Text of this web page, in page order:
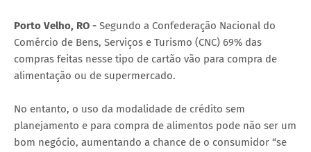
Porto Velho, RO - Segundo a Confederação Nacional do
Comércio de Bens, Serviços e Turismo (CNC) 69% das
compras feitas nesse tipo de cartão vão para compra de
alimentação ou de supermercado.
No entanto, o uso da modalidade de crédito sem
planejamento e para compra de alimentos pode não ser um
bom negócio, aumentando a chance de o consumidor “se